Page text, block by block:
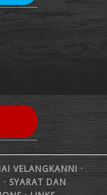
VELANGKANNI ·
· SYARAT DAN